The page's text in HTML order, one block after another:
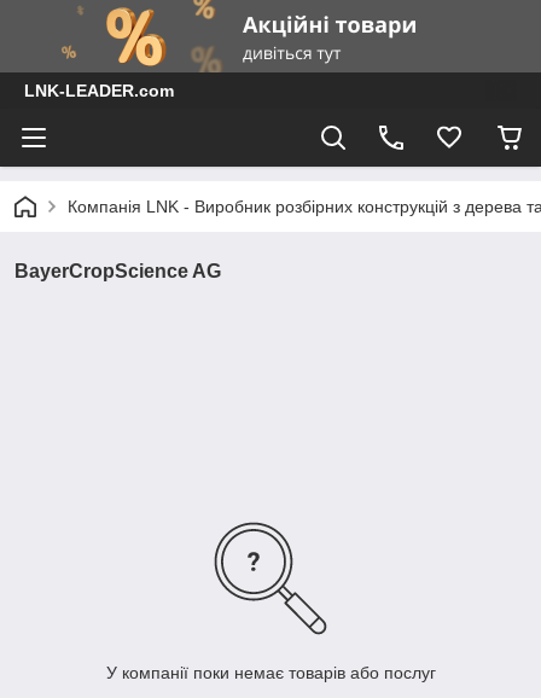
LNK-LEADER.com
Компанія LNK - Виробник розбірних конструкцій з дерева
BayerCropScience AG
У компанії поки немає товарів або послуг